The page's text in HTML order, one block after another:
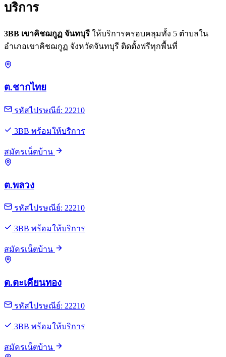
บริการ
3BB เขาคิชฌกูฏ จันทบุรี ให้บริการครอบคลุมทั้ง 5 ตำบลใน
อำเภอเขาคิชฌกูฏ จังหวัดจันทบุรี ติดตั้งฟรีทุกพื้นที่
ต.ชากไทย
รหัสไปรษณีย์: 22210
3BB พร้อมให้บริการ
สมัครเน็ตบ้าน
ต.พลวง
รหัสไปรษณีย์: 22210
3BB พร้อมให้บริการ
สมัครเน็ตบ้าน
ต.ตะเคียนทอง
รหัสไปรษณีย์: 22210
3BB พร้อมให้บริการ
สมัครเน็ตบ้าน